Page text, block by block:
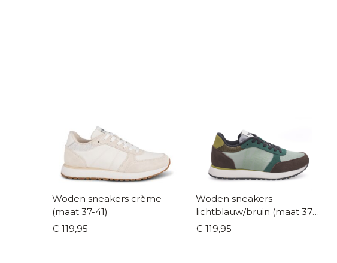
Woden sneakers crème
(maat 37-41)
€ 119,95
Woden sneakers
lichtblauw/bruin (maat 37-
42)
€ 119,95